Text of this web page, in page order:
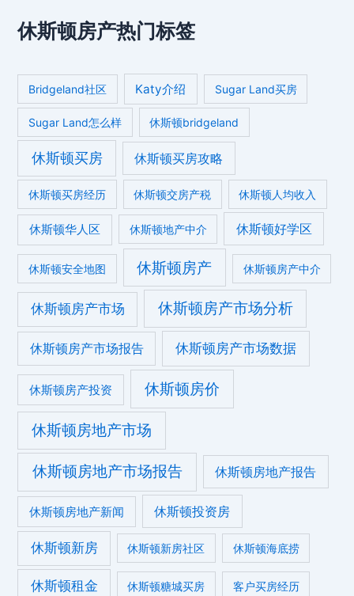
休斯顿房产热门标签
Bridgeland社区 Katy介绍 Sugar Land买房
Sugar Land怎么样 休斯顿bridgeland
休斯顿买房 休斯顿买房攻略
休斯顿买房经历 休斯顿交房产税 休斯顿人均收入
休斯顿华人区 休斯顿地产中介 休斯顿好学区
休斯顿安全地图 休斯顿房产 休斯顿房产中介
休斯顿房产市场 休斯顿房产市场分析
休斯顿房产市场报告 休斯顿房产市场数据
休斯顿房产投资 休斯顿房价
休斯顿房地产市场
休斯顿房地产市场报告 休斯顿房地产报告
休斯顿房地产新闻 休斯顿投资房
休斯顿新房 休斯顿新房社区 休斯顿海底捞
休斯顿租金 休斯顿糖城买房 客户买房经历